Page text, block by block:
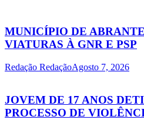
MUNICÍPIO DE
VIATURAS À GNR E PSP
Redação RedaçãoAgosto 7, 2026
JOVEM DE 17 ANOS
PROCESSO DE